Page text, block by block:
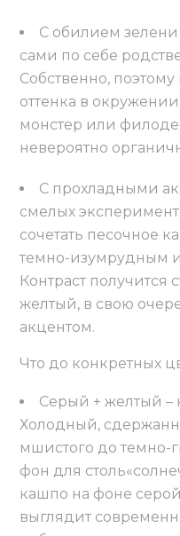
С обилием
сами по себе
Собственно,
оттенка в
монстер или
невероятно
С прохладными
смелых
сочетать песочное
темно-изумрудным
Контраст
желтый, в свою
акцентом.
Что до конкретных
Серый + желтый –
Холодный,
мшистого до темно-
фон для
кашпо на фоне
выглядит